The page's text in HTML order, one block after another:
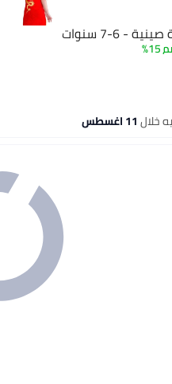
خلال11 اغسطس